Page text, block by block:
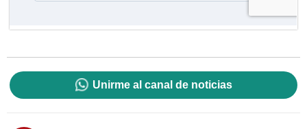
Unirme al canal de noticias